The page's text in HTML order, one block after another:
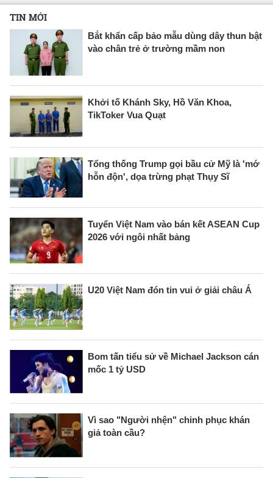
TIN MỚI
Bắt khẩn cấp bảo mẫu dùng dây thun bật
vào chân trẻ ở trường mầm non
Khởi tố Khánh Sky, Hồ Văn Khoa,
TikToker Vua Quạt
Tổng thống Trump gọi bầu cử Mỹ là 'mớ
hỗn độn', dọa trừng phạt Thụy Sĩ
Tuyển Việt Nam vào bán kết ASEAN Cup
2026 với ngôi nhất bảng
U20 Việt Nam đón tin vui ở giải châu Á
Bom tấn tiểu sử về Michael Jackson cán
mốc 1 tỷ USD
Vì sao "Người nhện" chinh phục khán
giả toàn cầu?